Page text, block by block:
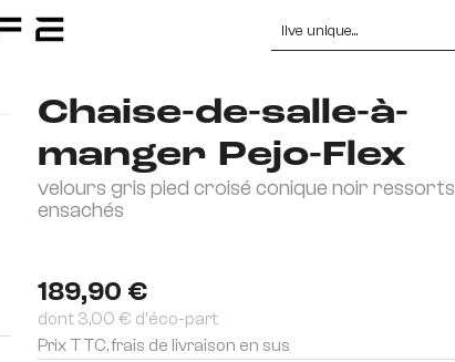
Chaise-de-salle-à-
manger Pejo-Flex
velours gris pied croisé conique noir ressorts
ensachés
189,90 €
dont 3,00 € d'éco-part
Prix TTC, frais de livraison en sus